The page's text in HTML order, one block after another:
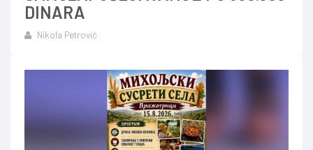
DINARA
Nikola Petrović